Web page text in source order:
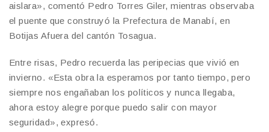
aislara», comentó Pedro Torres Giler, mientras observaba
el puente que construyó la Prefectura de Manabí, en
Botijas Afuera del cantón Tosagua.
Entre risas, Pedro recuerda las peripecias que vivió en
invierno. «Esta obra la esperamos por tanto tiempo, pero
siempre nos engañaban los políticos y nunca llegaba,
ahora estoy alegre porque puedo salir con mayor
seguridad», expresó.